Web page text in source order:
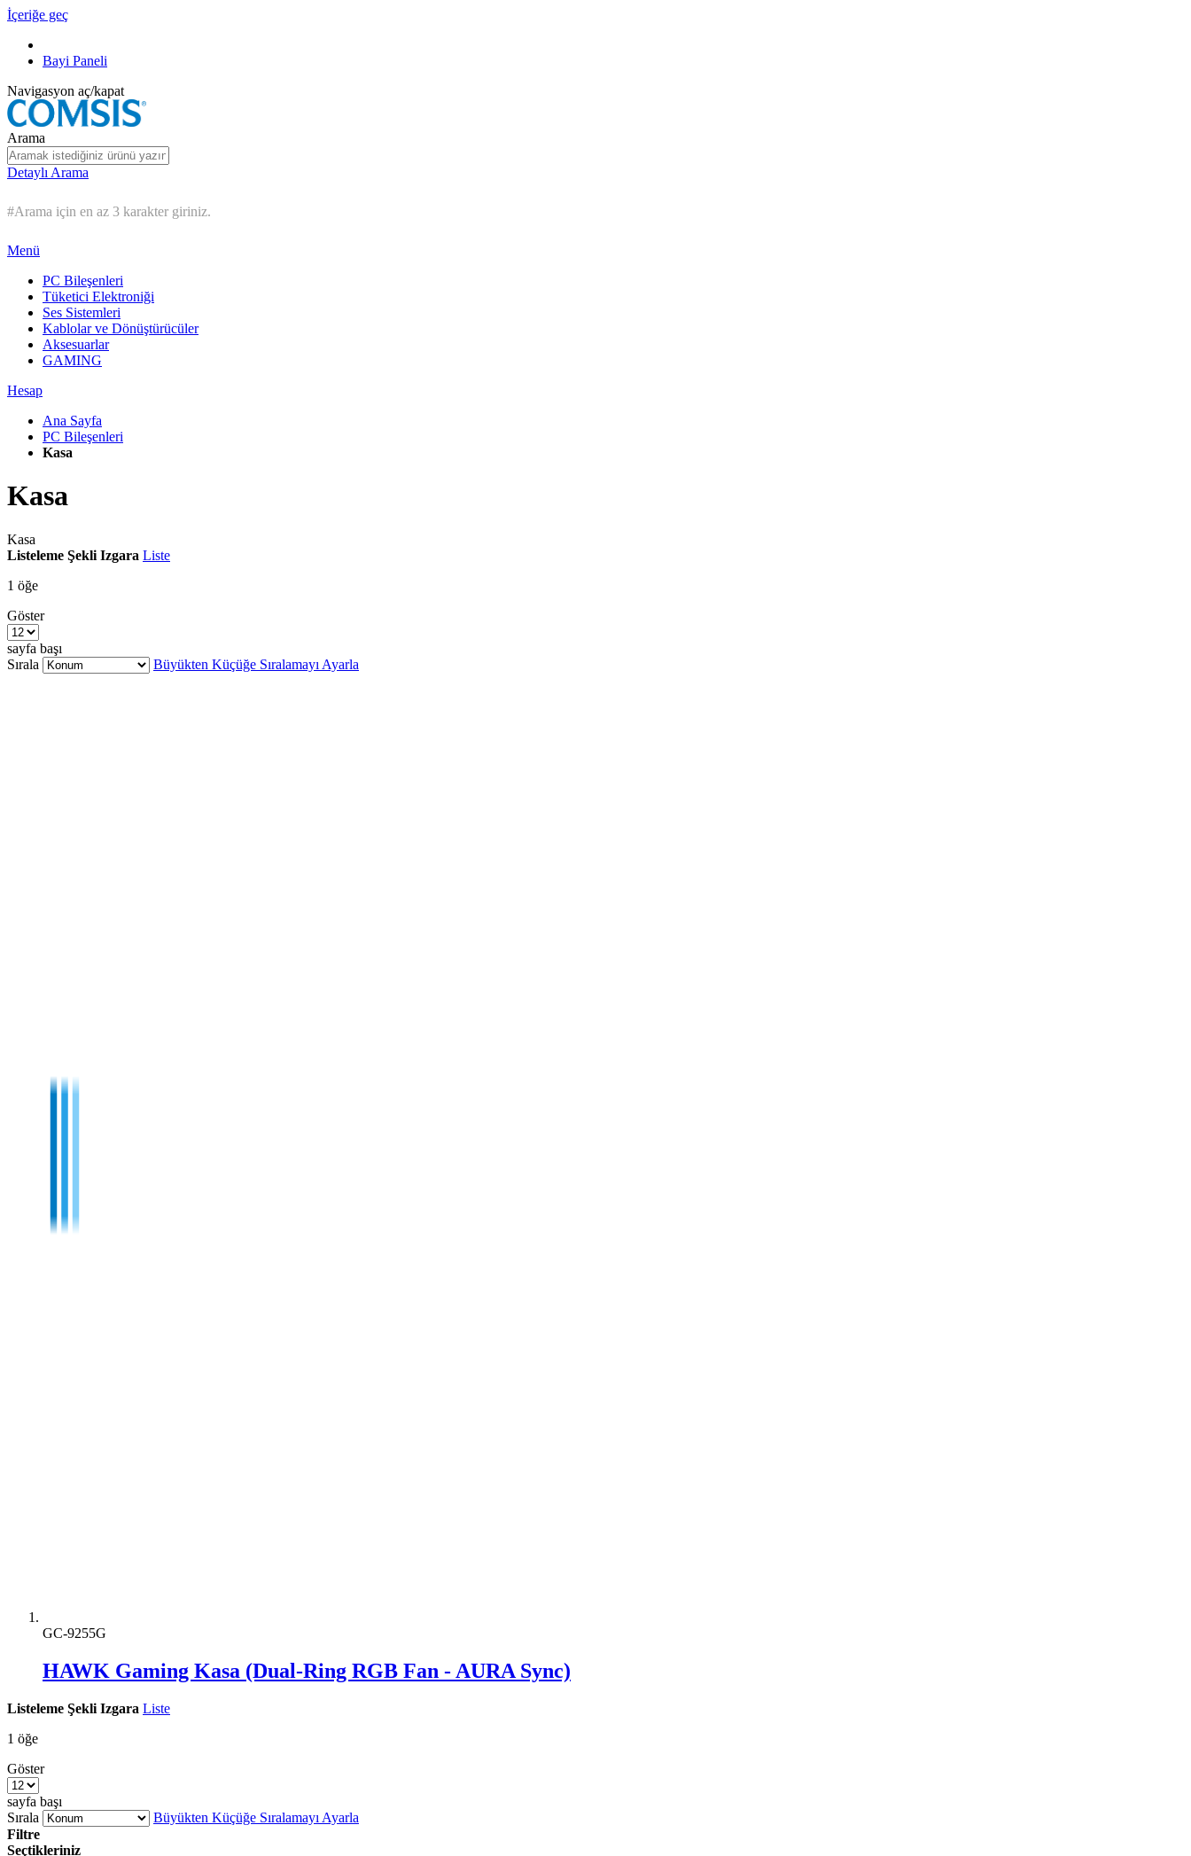
İçeriğe geç
Bayi Paneli
Navigasyon aç/kapat
Arama
Detaylı Arama
#Arama için en az 3 karakter giriniz.
Menü
PC Bileşenleri
Tüketici Elektroniği
Ses Sistemleri
Kablolar ve Dönüştürücüler
Aksesuarlar
GAMING
Hesap
Ana Sayfa
PC Bileşenleri
Kasa
Kasa
Kasa
Listeleme Şekli Izgara Liste
1 öğe
Göster
sayfa başı
Sırala
Büyükten Küçüğe Sıralamayı Ayarla
GC-9255G
HAWK Gaming Kasa (Dual-Ring RGB Fan - AURA Sync)
Listeleme Şekli Izgara Liste
1 öğe
Göster
sayfa başı
Sırala
Büyükten Küçüğe Sıralamayı Ayarla
Filtre
Seçtikleriniz